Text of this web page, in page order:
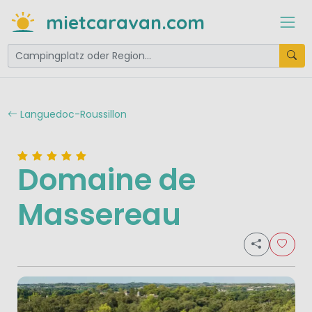
mietcaravan.com
Languedoc-Roussillon
Domaine de
Massereau